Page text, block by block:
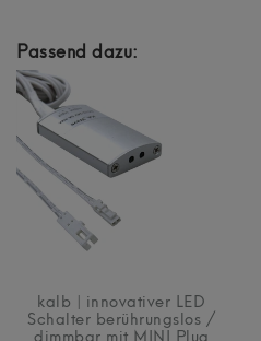
Passend dazu:
kalb | innovativer LED
Schalter berührungslos /
dimmbar mit MINI Plug